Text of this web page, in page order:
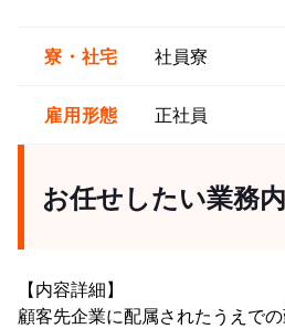
寮・社宅 社員寮
雇用形態 正社員
お任せしたい業務
【内容詳細】
顧客先企業に配属されたうえでの